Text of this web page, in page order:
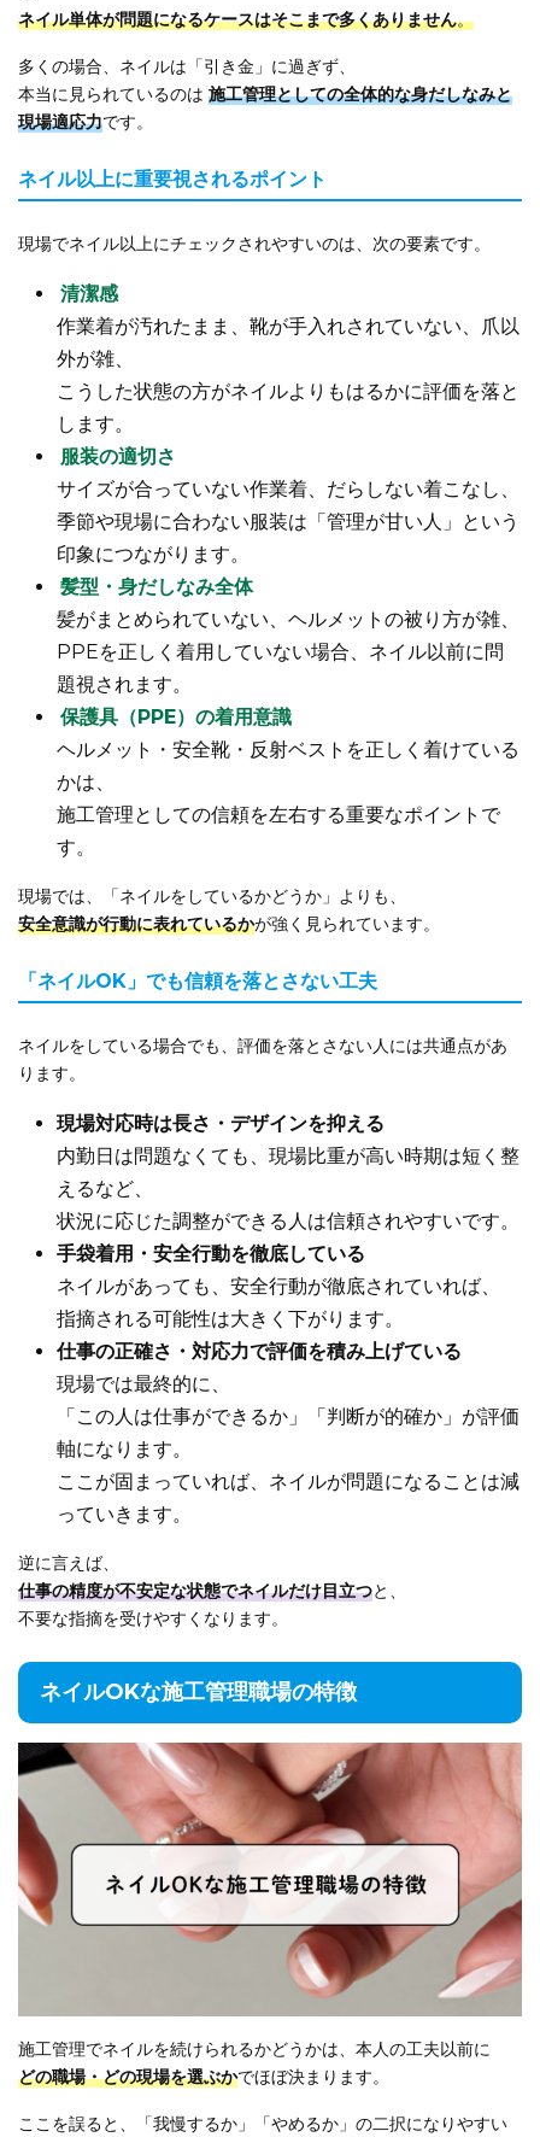
ネイル単体が問題になるケースはそこまで多くありません。
多くの場合、ネイルは「引き金」に過ぎず、
本当に見られているのは 施工管理としての全体的な身だしなみと
現場適応力です。
ネイル以上に重要視されるポイント
現場でネイル以上にチェックされやすいのは、次の要素です。
清潔感
作業着が汚れたまま、靴が手入れされていない、爪以
外が雑、
こうした状態の方がネイルよりもはるかに評価を落と
します。
服装の適切さ
サイズが合っていない作業着、だらしない着こなし、
季節や現場に合わない服装は「管理が甘い人」という
印象につながります。
髪型・身だしなみ全体
髪がまとめられていない、ヘルメットの被り方が雑、
PPEを正しく着用していない場合、ネイル以前に問
題視されます。
保護具（PPE）の着用意識
ヘルメット・安全靴・反射ベストを正しく着けている
かは、
施工管理としての信頼を左右する重要なポイントで
す。
現場では、「ネイルをしているかどうか」よりも、
安全意識が行動に表れているかが強く見られています。
「ネイルOK」でも信頼を落とさない工夫
ネイルをしている場合でも、評価を落とさない人には共通点があ
ります。
現場対応時は長さ・デザインを抑える
内勤日は問題なくても、現場比重が高い時期は短く整
えるなど、
状況に応じた調整ができる人は信頼されやすいです。
手袋着用・安全行動を徹底している
ネイルがあっても、安全行動が徹底されていれば、
指摘される可能性は大きく下がります。
仕事の正確さ・対応力で評価を積み上げている
現場では最終的に、
「この人は仕事ができるか」「判断が的確か」が評価
軸になります。
ここが固まっていれば、ネイルが問題になることは減
っていきます。
逆に言えば、
仕事の精度が不安定な状態でネイルだけ目立つと、
不要な指摘を受けやすくなります。
ネイルOKな施工管理職場の特徴
施工管理でネイルを続けられるかどうかは、本人の工夫以前に
どの職場・どの現場を選ぶかでほぼ決まります。
ここを誤ると、「我慢するか」「やめるか」の二択になりやすい